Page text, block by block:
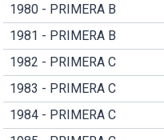
1980 - PRIMERA B
1981 - PRIMERA B
1982 - PRIMERA C
1983 - PRIMERA C
1984 - PRIMERA C